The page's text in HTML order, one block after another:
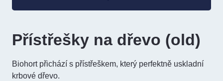
Přístřešky na dřevo (old)
Biohort přichází s přístřeškem, který perfektně uskladní
krbové dřevo.